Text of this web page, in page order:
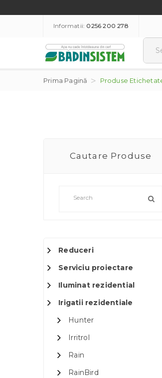
Informatii: 0256 200 278
Prima Pagină Produse
Cautare Produse
Reduceri
Serviciu proiectare
Iluminat rezidential
Irigatii rezidentiale
Hunter
Irritrol
Rain
RainBird